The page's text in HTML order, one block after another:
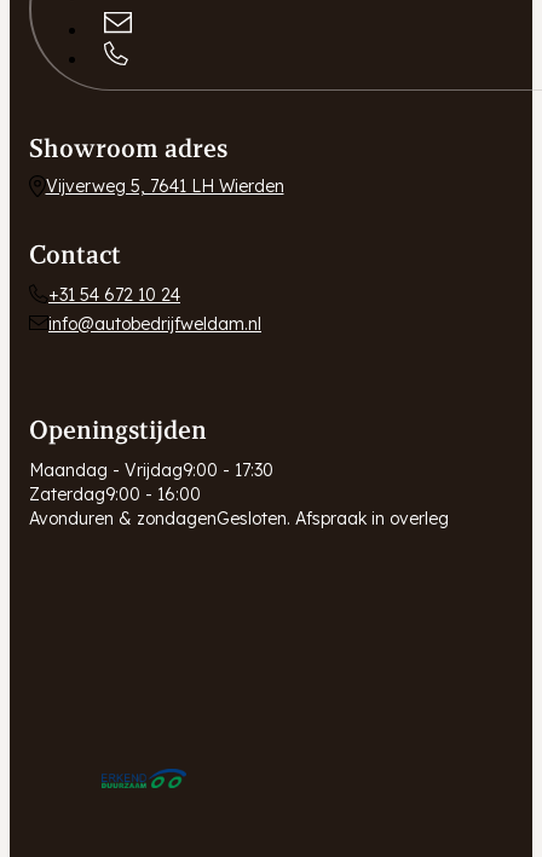
Showroom adres
Vijverweg 5, 7641 LH Wierden
Contact
+31 54 672 10 24
info@autobedrijfweldam.nl
Openingstijden
Maandag - Vrijdag9:00 - 17:30
Zaterdag9:00 - 16:00
Avonduren & zondagenGesloten. Afspraak in overleg